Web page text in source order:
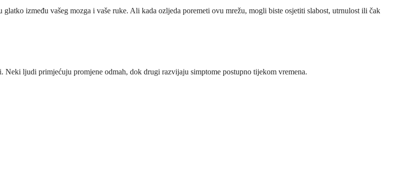
između vašeg mozga i vaše ruke. Ali kada ozljeda poremeti ovu mrežu, mogli biste osjetiti slabost, utrnulost ili čak
ljudi primjećuju promjene odmah, dok drugi razvijaju simptome postupno tijekom vremena.